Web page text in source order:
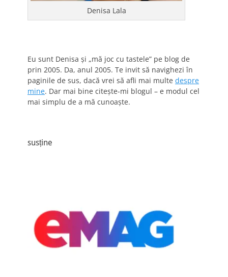
Denisa Lala
Eu sunt Denisa și „mă joc cu tastele” pe blog de
prin 2005. Da, anul 2005. Te invit să navighezi în
paginile de sus, dacă vrei să afli mai multe despre
mine. Dar mai bine citește-mi blogul – e modul cel
mai simplu de a mă cunoaște.
susține